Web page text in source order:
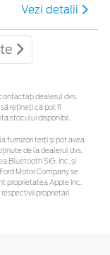
Vezi detalii
dealerul dvs.
rețineți că pot fi
stocului disponibil.
furnizori terți și pot avea
de la dealerul dvs.
Bluetooth SIG, Inc. și
Motor Company se
proprietatea Apple Inc.
proprietari